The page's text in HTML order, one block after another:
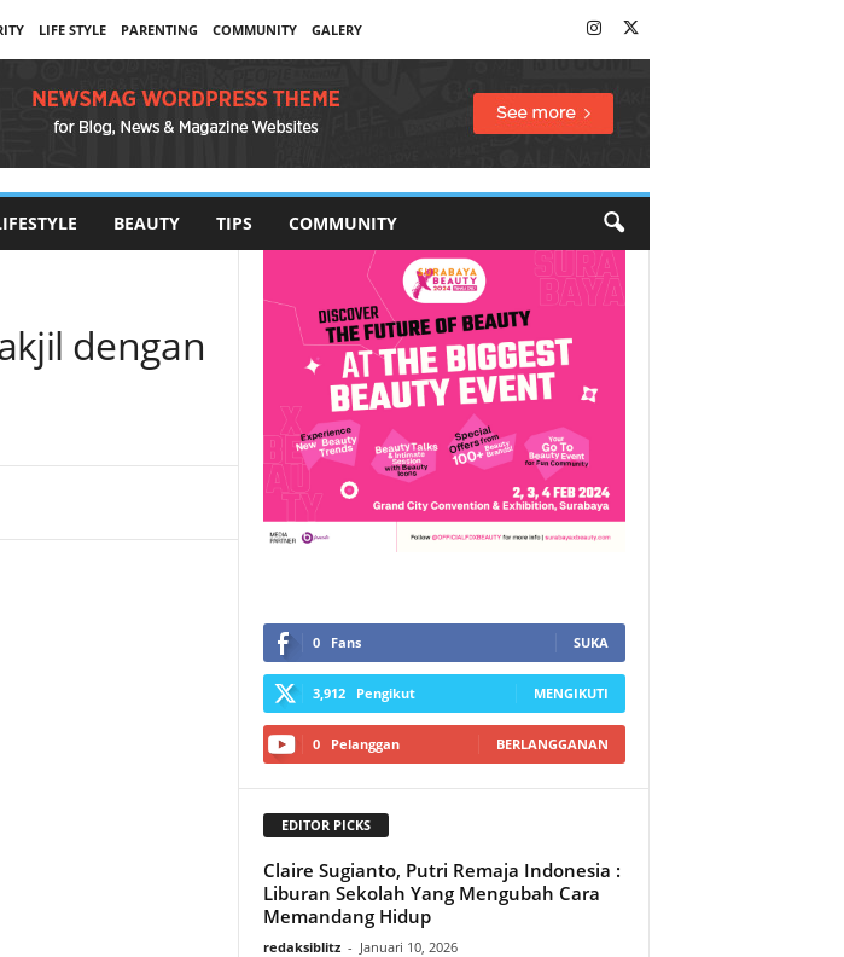
LIFE STYLE PARENTING COMMUNITY
GALERY
BEAUTY TIPS COMMUNITY
dengan
0 Fans SUKA
3,912 Pengikut MENGIKUTI
0 Pelanggan BERLANGGANAN
EDITOR PICKS
Claire Sugianto, Putri Remaja Indonesia :
Liburan Sekolah Yang Mengubah Cara
Memandang Hidup
redaksiblitz - Januari 10, 2026